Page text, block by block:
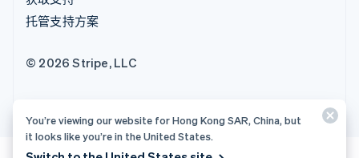
托管支持方案
© 2026 Stripe, LLC
You’re viewing our website for Hong Kong SAR, China, but
it looks like you’re in the United States.